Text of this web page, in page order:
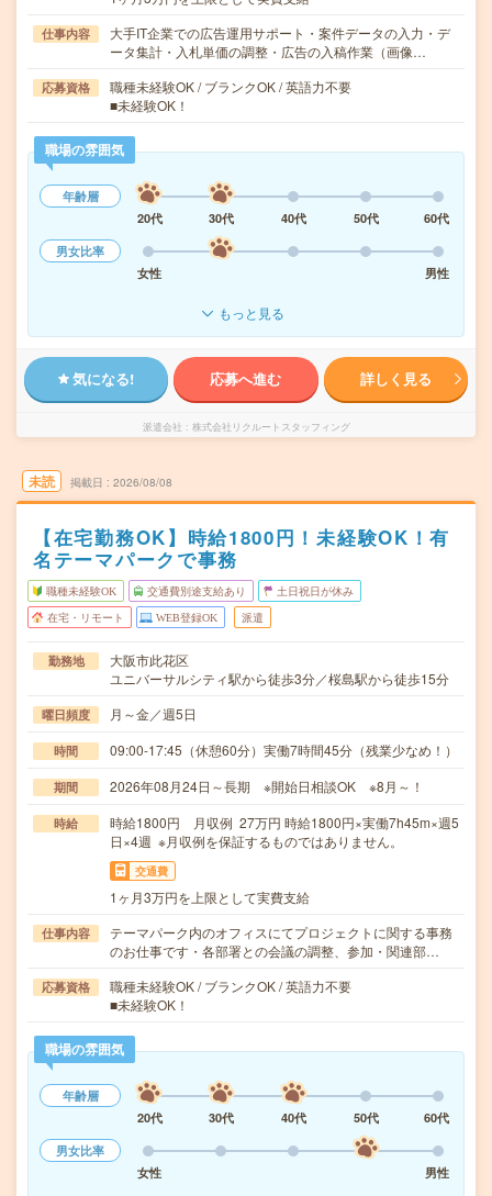
仕事内容
大手IT企業での広告運用サポート・案件データの入力・デ
ータ集計・入札単価の調整・広告の入稿作業（画像…
応募資格
職種未経験OK / ブランクOK / 英語力不要
■未経験OK！
職場の雰囲気
年齢層
20代
30代 40代 50代
60代
男女比率
女性
男性
もっと見る
気になる! 応募へ進む 詳しく見る
派遣会社 株式会社リクルートスタッフィング
未読 掲載日 2026/08/08
【在宅勤務OK】時給1800円！未経験OK！有
名テーマパークで事務
職種未経験OK 交通費別途支給あり 土日祝日が休み
在宅・リモート WEB登録OK 派遣
勤務地
大阪市此花区
ユニバーサルシティ駅から徒歩3分／桜島駅から徒歩15分
曜日頻度 月～金／週5日
時間 09:00-17:45（休憩60分）実働7時間45分（残業少なめ！）
期間 2026年08月24日～長期 ※開始日相談OK ※8月～！
時給
時給1800円 月収例 27万円 時給1800円×実働7h45m×週5
日×4週 ※月収例を保証するものではありません。
交通費
1ヶ月3万円を上限として実費支給
仕事内容
テーマパーク内のオフィスにてプロジェクトに関する事務
のお仕事です・各部署との会議の調整、参加・関連部…
応募資格
職種未経験OK / ブランクOK / 英語力不要
■未経験OK！
職場の雰囲気
年齢層
20代
30代 40代 50代
60代
男女比率
女性
男性